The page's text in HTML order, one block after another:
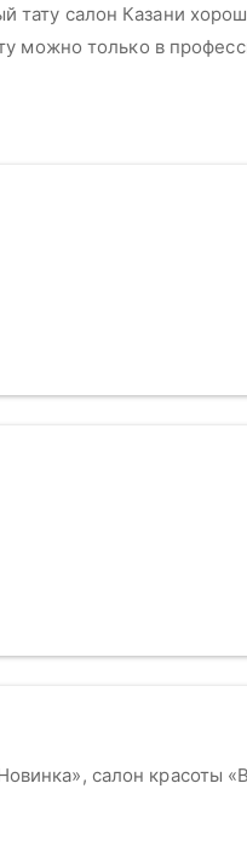
салон Казани
можно только в
салон красоты